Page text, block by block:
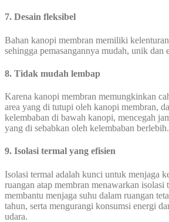
7. Desain fleksibel
Bahan kanopi membran memiliki
sehingga pemasangannya mudah, unik dan
8. Tidak mudah lembap
Karena kanopi membran memungkinkan
area yang di tutupi oleh kanopi membran,
kelembaban di bawah kanopi, mencegah
yang di sebabkan oleh kelembaban berlebih.
9. Isolasi termal yang efisien
Isolasi termal adalah kunci untuk menjaga
ruangan atap membran menawarkan isolasi
membantu menjaga suhu dalam ruangan
tahun, serta mengurangi konsumsi energi
udara.